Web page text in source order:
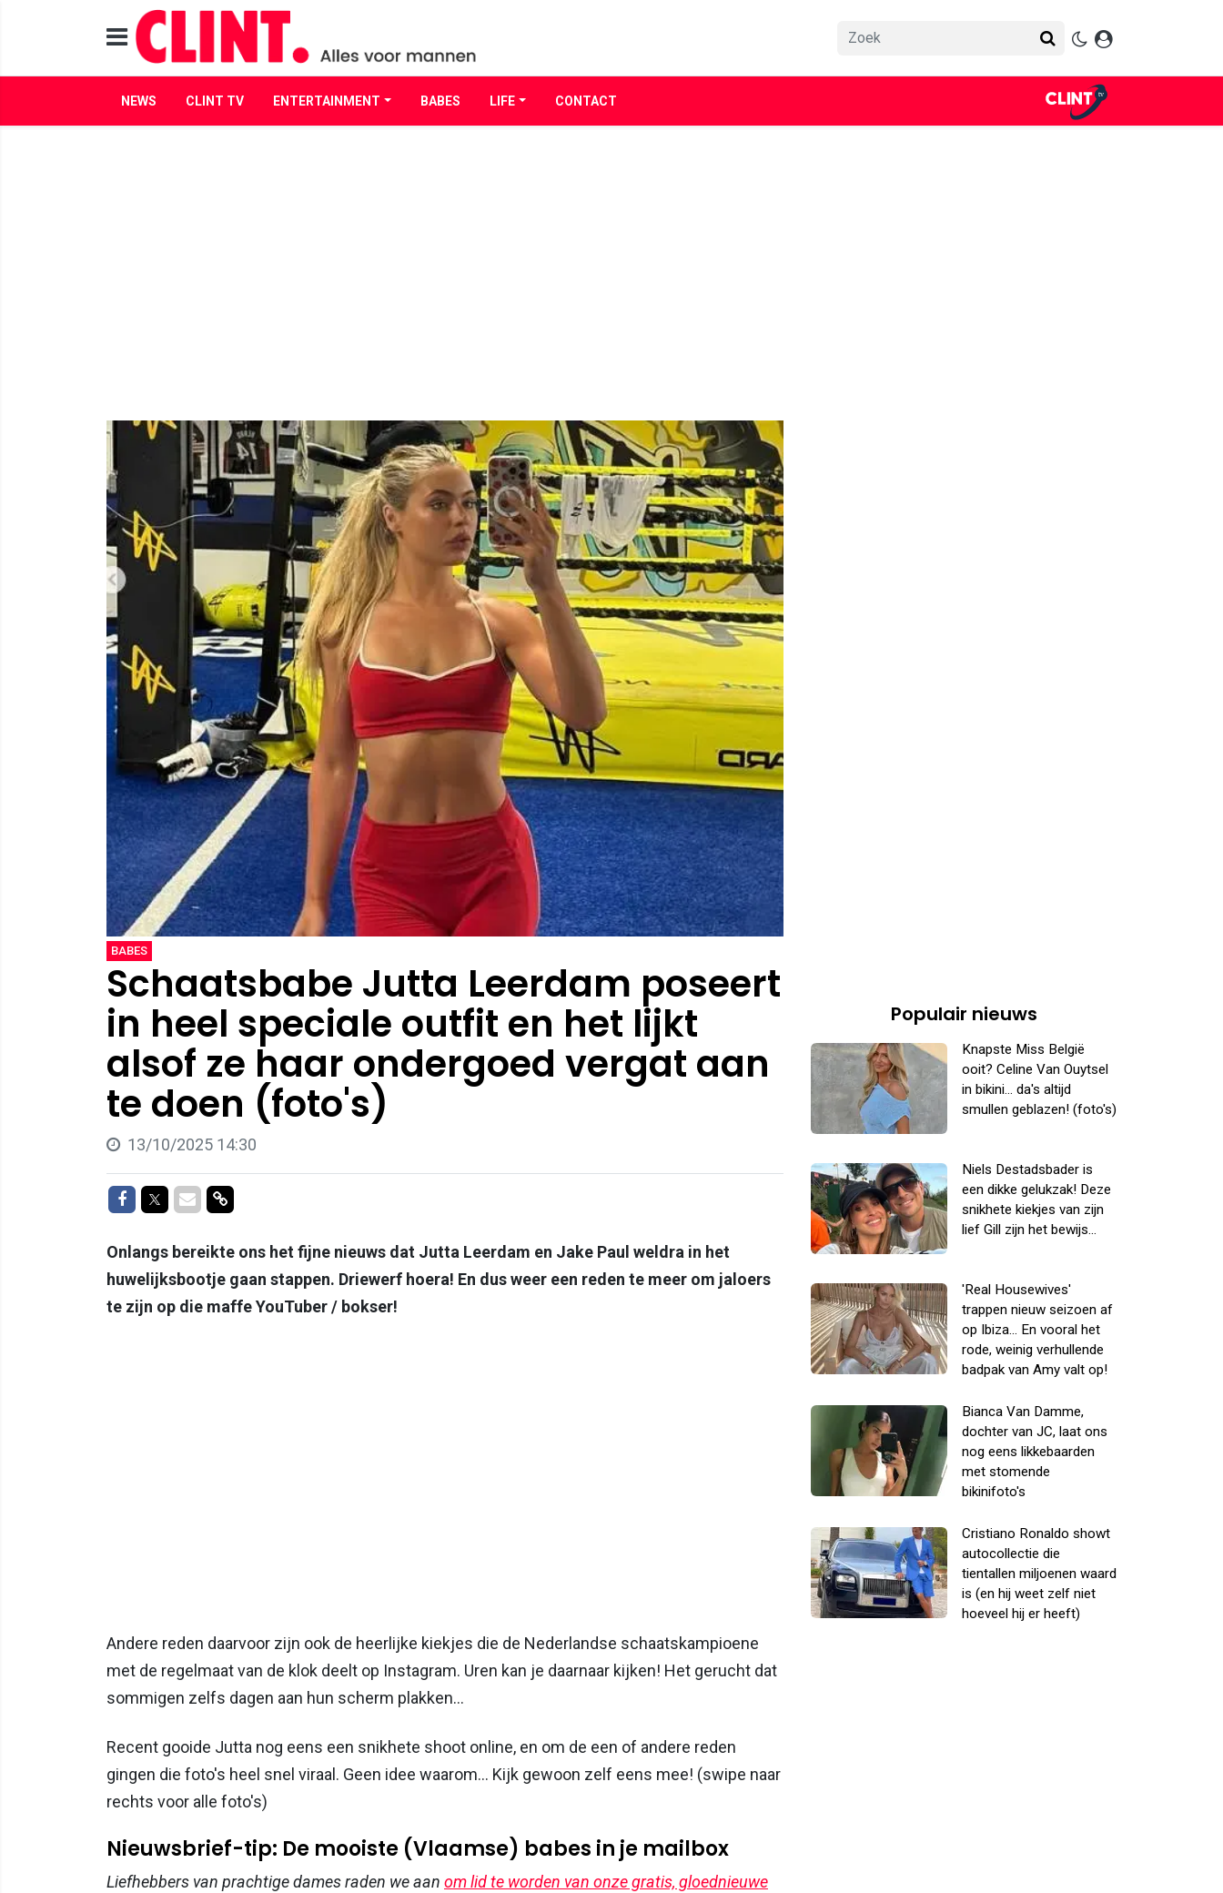
NEWS CLINT TV ENTERTAINMENT BABES LIFE CONTACT
BABES
Schaatsbabe Jutta Leerdam poseert
in heel speciale outfit en het lijkt
alsof ze haar ondergoed vergat aan
te doen (foto's)
13/10/2025 14:30
Delen op Facebook
Delen op Twitter
Delen via Mail
Delen via link
Onlangs bereikte ons het fijne nieuws dat Jutta Leerdam en Jake Paul weldra in het
huwelijksbootje gaan stappen. Driewerf hoera! En dus weer een reden te meer om jaloers
te zijn op die maffe YouTuber / bokser!
Andere reden daarvoor zijn ook de heerlijke kiekjes die de Nederlandse schaatskampioene
met de regelmaat van de klok deelt op Instagram. Uren kan je daarnaar kijken! Het gerucht dat
sommigen zelfs dagen aan hun scherm plakken...
Recent gooide Jutta nog eens een snikhete shoot online, en om de een of andere reden
gingen die foto's heel snel viraal. Geen idee waarom... Kijk gewoon zelf eens mee! (swipe naar
rechts voor alle foto's)
Nieuwsbrief-tip: De mooiste (Vlaamse) babes in je mailbox
Liefhebbers van prachtige dames raden we aan om lid te worden van onze gratis, gloednieuwe
Populair nieuws
Knapste Miss België
ooit? Celine Van Ouytsel
in bikini... da's altijd
smullen geblazen! (foto's)
Niels Destadsbader is
een dikke gelukzak! Deze
snikhete kiekjes van zijn
lief Gill zijn het bewijs...
'Real Housewives'
trappen nieuw seizoen af
op Ibiza... En vooral het
rode, weinig verhullende
badpak van Amy valt op!
Bianca Van Damme,
dochter van JC, laat ons
nog eens likkebaarden
met stomende
bikinifoto's
Cristiano Ronaldo showt
autocollectie die
tientallen miljoenen waard
is (en hij weet zelf niet
hoeveel hij er heeft)